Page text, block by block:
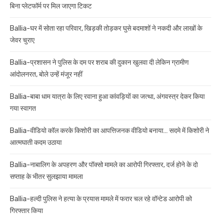
बिना प्लेटफॉर्म पर मिल जाएगा टिकट
Ballia-घर में सोता रहा परिवार, खिड़की तोड़कर घुसे बदमाशों ने नकदी और लाखों के
जेवर चुराए
Ballia-प्रशासन ने पुलिस के दम पर शराब की दुकान खुलवा दी लेकिन ग्रामीण
आंदोलनरत, बोले उन्हें मंजूर नहीं
Ballia-बाबा धाम यात्रा के लिए रवाना हुआ कांवड़ियों का जत्था, अंगवस्त्र देकर किया
गया स्वागत
Ballia-वीडियो कॉल करके किशोरी का आपत्तिजनक वीडियो बनाया… सदमे में किशोरी ने
आत्मघाती कदम उठाया
Ballia-नाबालिग के अपहरण और पॉक्सो मामले का आरोपी गिरफ्तार, दर्ज होने के दो
सप्ताह के भीतर सुलझाया मामला
Ballia-हल्दी पुलिस ने हत्या के प्रयास मामले में फरार चल रहे वॉन्टेड आरोपी को
गिरफ्तार किया